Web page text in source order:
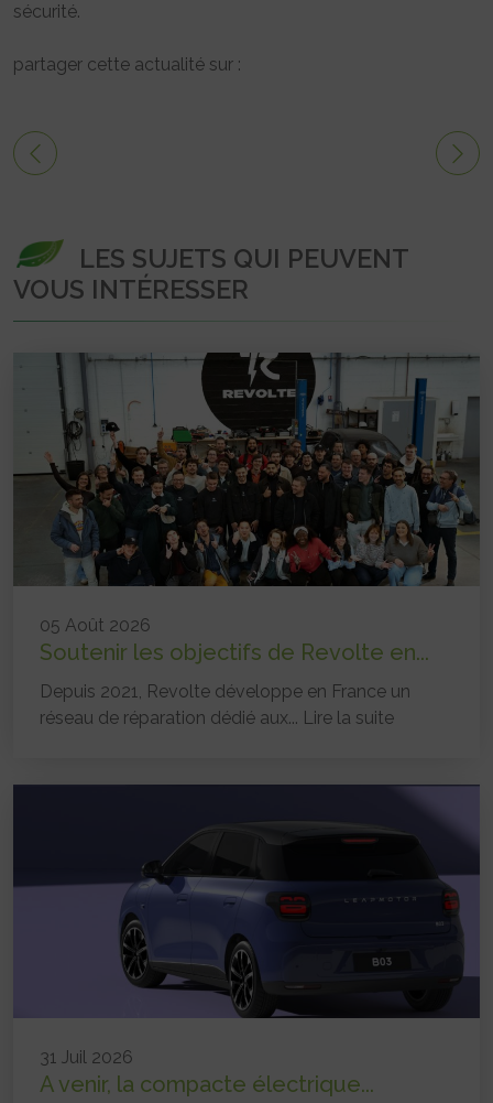
sécurité.
partager cette actualité sur :
LES SUJETS QUI PEUVENT
VOUS INTÉRESSER
05 Août 2026
Soutenir les objectifs de Revolte en...
Depuis 2021, Revolte développe en France un
réseau de réparation dédié aux... Lire la suite
31 Juil 2026
A venir, la compacte électrique...